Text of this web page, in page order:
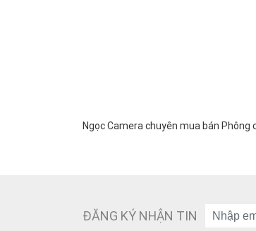
Ngọc Camera chuyên mua bán
ĐĂNG KÝ NHẬN TIN